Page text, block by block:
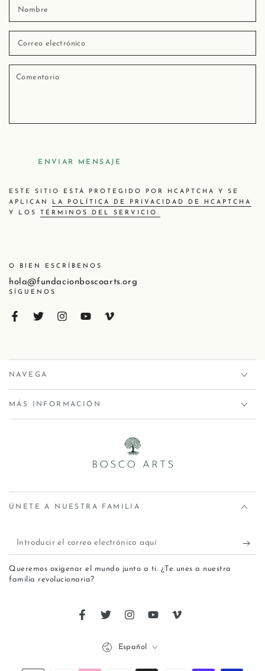
ENVIAR MENSAJE
ESTE SITIO ESTÁ PROTEGIDO POR HCAPTCHA Y SE
APLICAN
LA POLÍTICA DE PRIVACIDAD DE HCAPTCHA
Y LOS TÉRMINOS DEL SERVICIO.
O BIEN ESCRÍBENOS
hola@fundacionboscoarts.org
SÍGUENOS
NAVEGA
MÁS INFORMACIÓN
ÚNETE A NUESTRA FAMILIA
Queremos oxigenar el mundo junto a ti. ¿Te unes a nuestra
familia revolucionaria?
Español